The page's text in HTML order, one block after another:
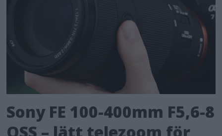
Sony FE 100-400mm F5,6-8
OSS – lätt telezoom för